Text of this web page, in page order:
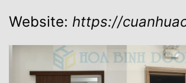
Website: https://